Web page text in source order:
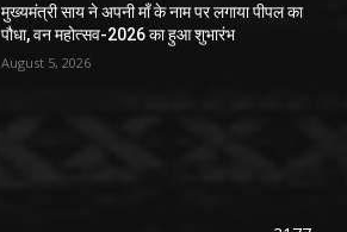
मुख्यमंत्री साय ने अपनी माँ के नाम पर लगाया पीपल का
पौधा, वन महोत्सव-2026 का हुआ शुभारंभ
August 5, 2026